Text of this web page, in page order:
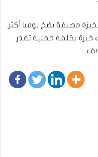
وزيرة التجارة أن هناك 3317 مخبزة مصنفة تضخ يوميا أكثر
خبزة ويتم إتلاف 900 ألف خبزة بكلفة جملية تقدر